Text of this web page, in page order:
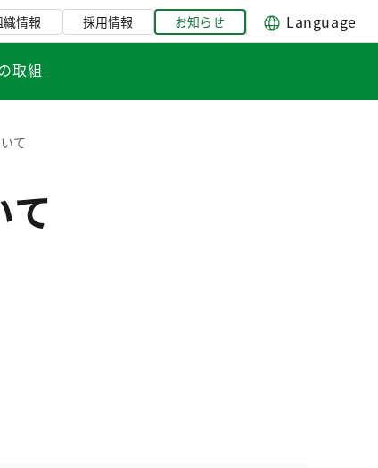
織情報 採用情報 お知らせ Language
取組
て